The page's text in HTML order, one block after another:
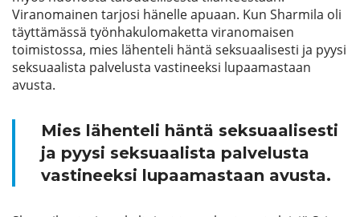
Viranomainen tarjosi hänelle apuaan. Kun Sharmila oli
täyttämässä työnhakulomaketta viranomaisen
toimistossa, mies lähenteli häntä seksuaalisesti ja pyysi
seksuaalista palvelusta vastineeksi lupaamastaan
avusta.
Mies lähenteli häntä seksuaalisesti
ja pyysi seksuaalista palvelusta
vastineeksi lupaamastaan avusta.